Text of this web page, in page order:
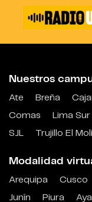
Nuestros
Ate Breña
Comas
Lima Sur
SJL
Trujillo El
Modalidad
Arequipa Cusco
Junín
Piura